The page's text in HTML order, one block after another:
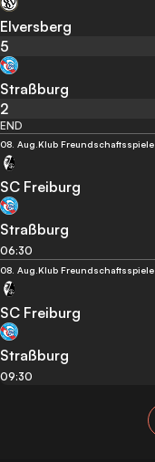
Elversberg
5
Straßburg
2
END
08. Aug. Klub Freundschaftsspiele
SC Freiburg
Straßburg
06:30
08. Aug. Klub Freundschaftsspiele
SC Freiburg
Straßburg
09:30